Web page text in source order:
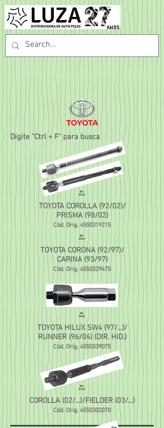
Digite "Ctrl + F" para busca
B0-
8065
TOYOTA COROLLA (92/02)/
PRISMA (98/02)
Cód. Orig. 4550319215
BO-
8069
TOYOTA CORONA (92/97)/
CARINA (93/97)
Cód. Orig. 4550329475
BO-
8085
TOYOTA HILUX SW4 (97/...)/
RUNNER (96/04) (DIR. HID.)
Cód. Orig. 4550339075
B0-
8205
COROLLA (02/...)/FIELDER (03/...)
Cód. Orig. 4550302070